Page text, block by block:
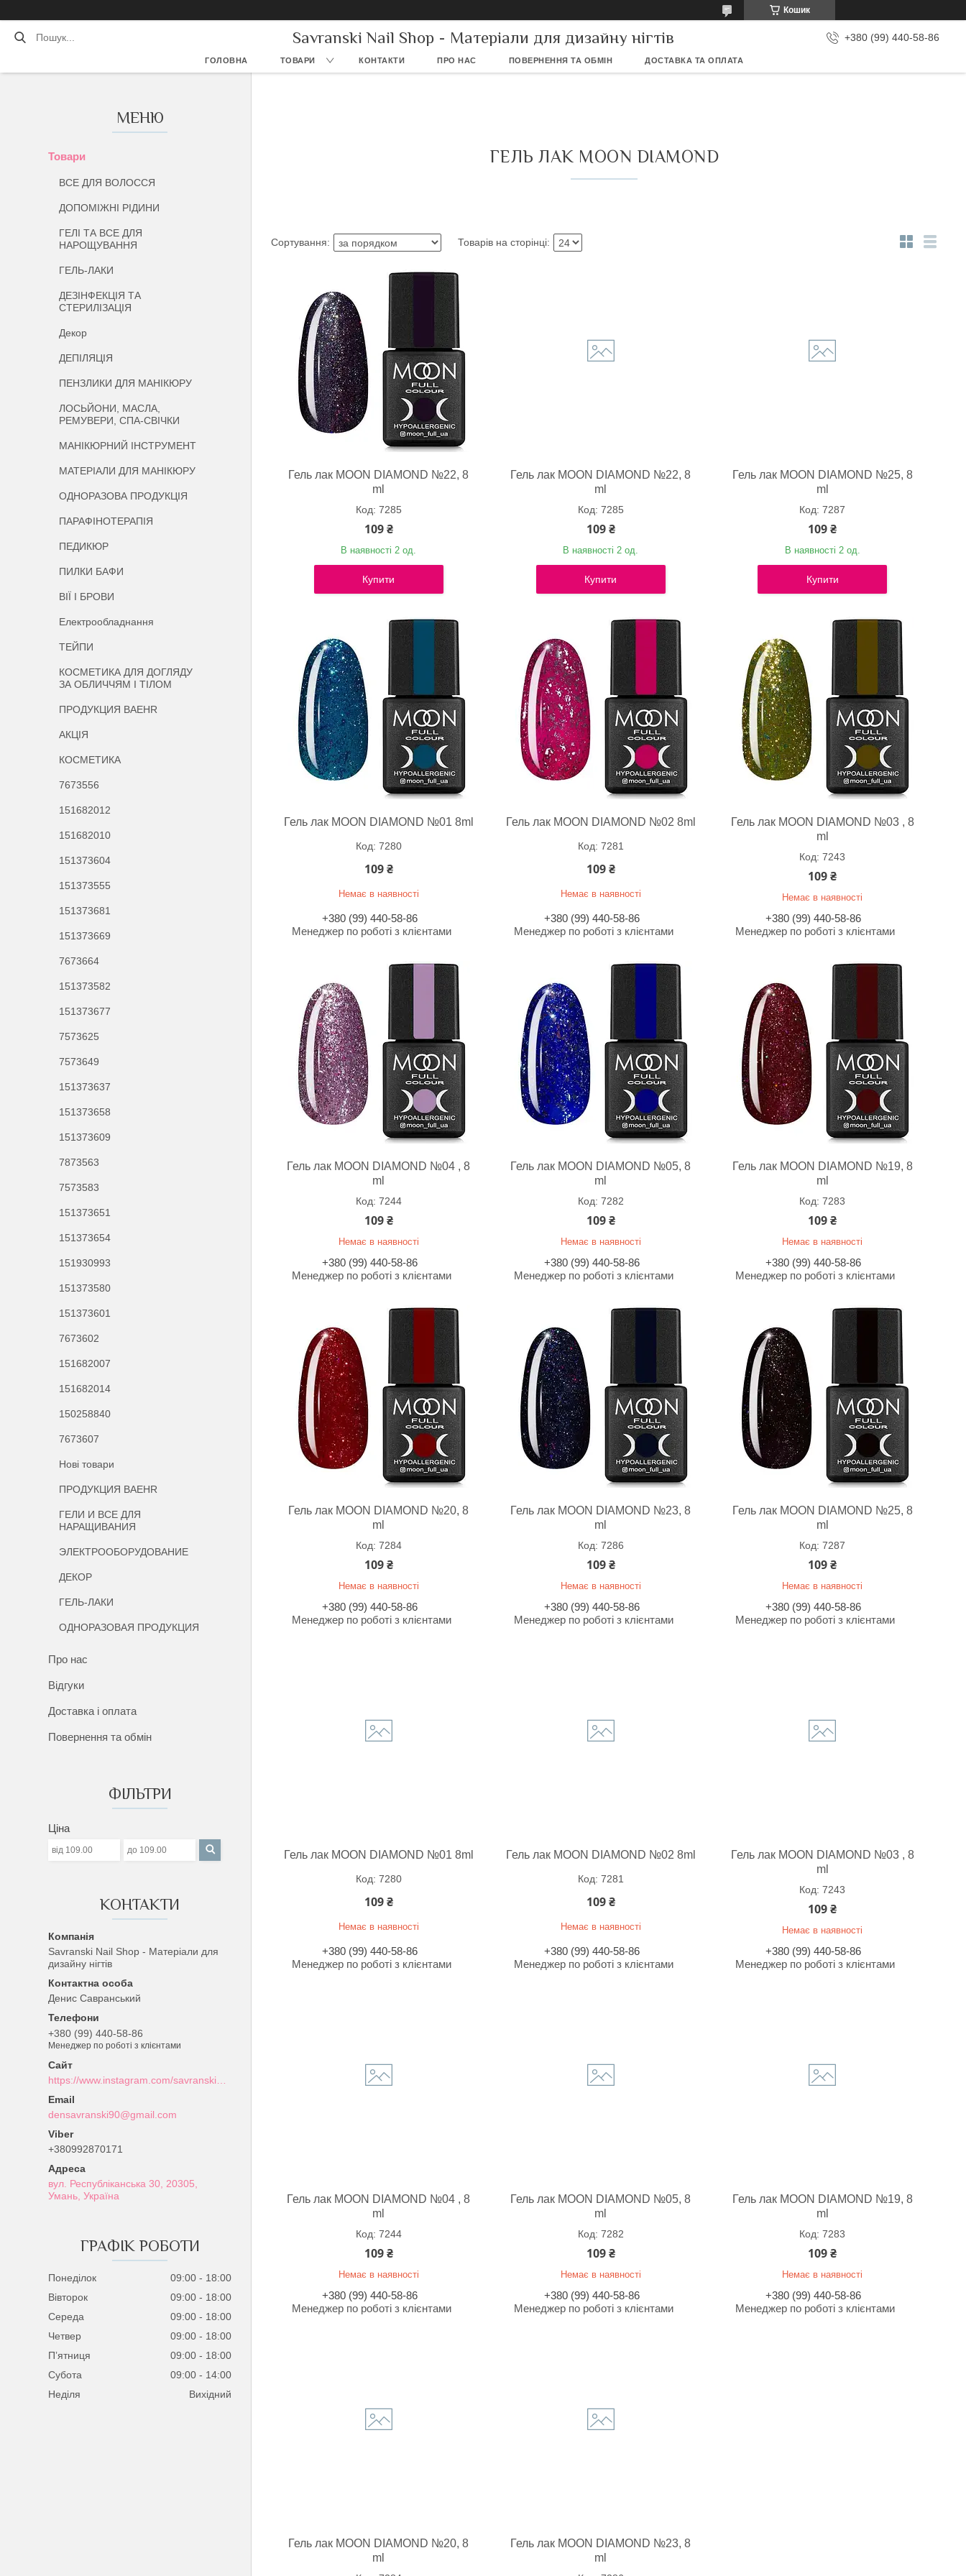
Кошик
Savranski Nail Shop - Матеріали для дизайну нігтів +380 (99) 440-58-86
ГОЛОВНА ТОВАРИ КОНТАКТИ ПРО НАС ПОВЕРНЕННЯ ТА ОБМІН ДОСТАВКА ТА ОПЛАТА
Товари
ВСЕ ДЛЯ ВОЛОССЯ
ДОПОМІЖНІ РІДИНИ
ГЕЛІ ТА ВСЕ ДЛЯ
НАРОЩУВАННЯ
ГЕЛЬ-ЛАКИ
ДЕЗІНФЕКЦІЯ ТА
СТЕРИЛІЗАЦІЯ
Декор
ДЕПІЛЯЦІЯ
ПЕНЗЛИКИ ДЛЯ МАНІКЮРУ
ЛОСЬЙОНИ, МАСЛА,
РЕМУВЕРИ, СПА-СВІЧКИ
МАНІКЮРНИЙ ІНСТРУМЕНТ
МАТЕРІАЛИ ДЛЯ МАНІКЮРУ
ОДНОРАЗОВА ПРОДУКЦІЯ
ПАРАФІНОТЕРАПІЯ
ПЕДИКЮР
ПИЛКИ БАФИ
ВІЇ І БРОВИ
Електрообладнання
ТЕЙПИ
КОСМЕТИКА ДЛЯ ДОГЛЯДУ
ЗА ОБЛИЧЧЯМ І ТІЛОМ
ПРОДУКЦИЯ BAEHR
АКЦІЯ
КОСМЕТИКА
7673556
151682012
151682010
151373604
151373555
151373681
151373669
7673664
151373582
151373677
7573625
7573649
151373637
151373658
151373609
7873563
7573583
151373651
151373654
151930993
151373580
151373601
7673602
151682007
151682014
150258840
7673607
Нові товари
ПРОДУКЦИЯ BAEHR
ГЕЛИ И ВСЕ ДЛЯ
НАРАЩИВАНИЯ
ЭЛЕКТРООБОРУДОВАНИЕ
ДЕКОР
ГЕЛЬ-ЛАКИ
ОДНОРАЗОВАЯ ПРОДУКЦИЯ
Про нас
Відгуки
Доставка і оплата
Повернення та обмін
ФІЛЬТРИ
Ціна
КОНТАКТИ
Savranski Nail Shop - Матеріали для
дизайну нігтів
Денис Савранський
+380 (99) 440-58-86
Менеджер по роботі з клієнтами
densavranski90@gmail.com
+380992870171
вул. Республіканська 30, 20305,
Умань, Україна
ГРАФІК РОБОТИ
Понеділок 09:00
18:00
Вівторок
09:00
18:00
Середа
09:00
18:00
Четвер
09:00
18:00
Пʼятниця
09:00
18:00
Субота
09:00
14:00
Неділя
Вихідний
ГЕЛЬ ЛАК MOON DIAMOND
Гель лак MOON DIAMOND №22, 8
ml
7285
109 ₴
В наявності 2 од.
Купити
Гель лак MOON DIAMOND №22, 8
ml
7285
109 ₴
В наявності 2 од.
Купити
Гель лак MOON DIAMOND №25, 8
ml
7287
109 ₴
В наявності 2 од.
Купити
Гель лак MOON DIAMOND №01 8ml
7280
109 ₴
Немає в наявності
+380 (99) 440-58-86
Менеджер по роботі з клієнтами
Гель лак MOON DIAMOND №02 8ml
7281
109 ₴
Немає в наявності
+380 (99) 440-58-86
Менеджер по роботі з клієнтами
Гель лак MOON DIAMOND №03 , 8
ml
7243
109 ₴
Немає в наявності
+380 (99) 440-58-86
Менеджер по роботі з клієнтами
Гель лак MOON DIAMOND №04 , 8
ml
7244
109 ₴
Немає в наявності
+380 (99) 440-58-86
Менеджер по роботі з клієнтами
Гель лак MOON DIAMOND №05, 8
ml
7282
109 ₴
Немає в наявності
+380 (99) 440-58-86
Менеджер по роботі з клієнтами
Гель лак MOON DIAMOND №19, 8
ml
7283
109 ₴
Немає в наявності
+380 (99) 440-58-86
Менеджер по роботі з клієнтами
Гель лак MOON DIAMOND №20, 8
ml
7284
109 ₴
Немає в наявності
+380 (99) 440-58-86
Менеджер по роботі з клієнтами
Гель лак MOON DIAMOND №23, 8
ml
7286
109 ₴
Немає в наявності
+380 (99) 440-58-86
Менеджер по роботі з клієнтами
Гель лак MOON DIAMOND №25, 8
ml
7287
109 ₴
Немає в наявності
+380 (99) 440-58-86
Менеджер по роботі з клієнтами
Гель лак MOON DIAMOND №01 8ml
7280
109 ₴
Немає в наявності
+380 (99) 440-58-86
Менеджер по роботі з клієнтами
Гель лак MOON DIAMOND №02 8ml
7281
109 ₴
Немає в наявності
+380 (99) 440-58-86
Менеджер по роботі з клієнтами
Гель лак MOON DIAMOND №03 , 8
ml
7243
109 ₴
Немає в наявності
+380 (99) 440-58-86
Менеджер по роботі з клієнтами
Гель лак MOON DIAMOND №04 , 8
ml
7244
109 ₴
Немає в наявності
+380 (99) 440-58-86
Менеджер по роботі з клієнтами
Гель лак MOON DIAMOND №05, 8
ml
7282
109 ₴
Немає в наявності
+380 (99) 440-58-86
Менеджер по роботі з клієнтами
Гель лак MOON DIAMOND №19, 8
ml
7283
109 ₴
Немає в наявності
+380 (99) 440-58-86
Менеджер по роботі з клієнтами
Гель лак MOON DIAMOND №20, 8
ml
Гель лак MOON DIAMOND №23, 8
ml